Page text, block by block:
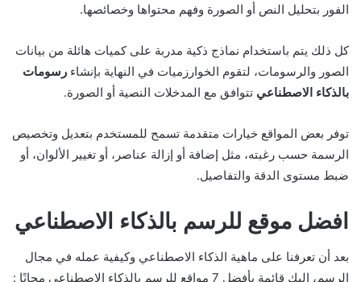
الفور بتحليل النص أو الصورة وفهم محتواها وخصائصها.
كل ذلك يتم باستخدام نماذج ذكية مدربة على كميات هائلة من بيانات
الصور والرسومات، لتقوم الخوارزميات في النهاية بإنشاء رسومات
بالذكاء الاصطناعي تتوافق مع المدخلات النصية أو الصورة.
توفر بعض المواقع خيارات متقدمة تسمح للمستخدم بتعديل وتخصيص
الرسمة حسب رغبته، مثل إضافة أو إزالة عناصر، أو تغيير الألوان، أو
ضبط مستوى الدقة والتفاصيل.
افضل موقع للرسم بالذكاء الاصطناعي
بعد أن تعرفنا على ماهية الذكاء الاصطناعي وكيفية عمله في مجال
الرسم، إليك قائمة بأفضل 7 مواقع للرسم بالذكاء الاصطناعي مجانًا :